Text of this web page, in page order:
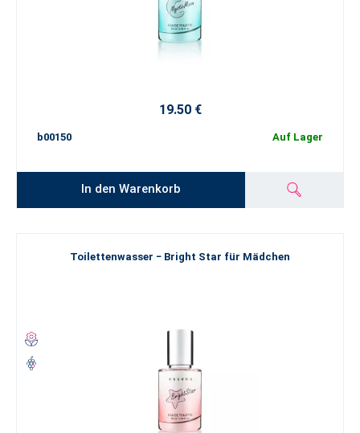
19.50 €
b00150 Auf Lager
In den Warenkorb
Toilettenwasser − Bright Star für Mädchen